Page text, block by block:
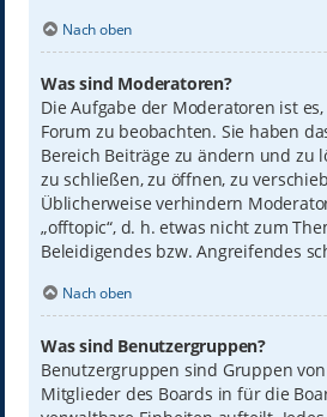
Nach oben
Was sind Moderatoren?
Die Aufgabe der Moderatoren ist
Forum zu beobachten. Sie haben
Bereich Beiträge zu ändern und zu
zu schließen, zu öffnen, zu
Üblicherweise verhindern
„offtopic“, d. h. etwas nicht zum
Beleidigendes bzw. Angreifendes
Nach oben
Was sind Benutzergruppen?
Benutzergruppen sind Gruppen
Mitglieder des Boards in für die